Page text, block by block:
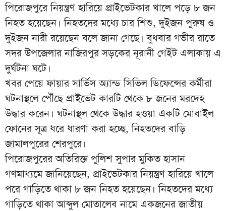
পিরোজপুরে নিয়ন্ত্রণ হারিয়ে প্রাইভেটকার খালে পড়ে ৮ জন
নিহত হয়েছেন। নিহতদের মধ্যে চার শিশু, দুইজন পুরুষ ও
দুইজন নারী রয়েছেন বলে জানা গেছে। বুধবার গভীর রাতে
সদর উপজেলার নাজিরপুর সড়কের নূরানী গেইট এলাকায় এ
দুর্ঘটনা ঘটে।
খবর পেয়ে ফায়ার সার্ভিস অ্যান্ড সিভিল ডিফেন্সের কর্মীরা
ঘটনাস্থলে পৌঁছে প্রাইভেট কারটি থেকে ৮ জনের মরদেহ
উদ্ধার করেন। ঘটনাস্থল থেকে উদ্ধার হওয়া একটি মোবাইল
ফোনের সূত্র ধরে ধারণা করা হচ্ছে, নিহতদের বাড়ি
জামালপুরের শেরপুরে।
পিরোজপুরের অতিরিক্ত পুলিশ সুপার মুকিত হাসান
গণমাধ্যমে জানিয়েছেন, প্রাইভেটকার নিয়ন্ত্রণ হারিয়ে খালে
পরে গাড়িতে থাকা ৮ জন নিহত হয়েছেন। নিহতদের মধ্যে
গাড়িতে থাকা আব্দুল মোতালেব নামে একজনের জাতীয়